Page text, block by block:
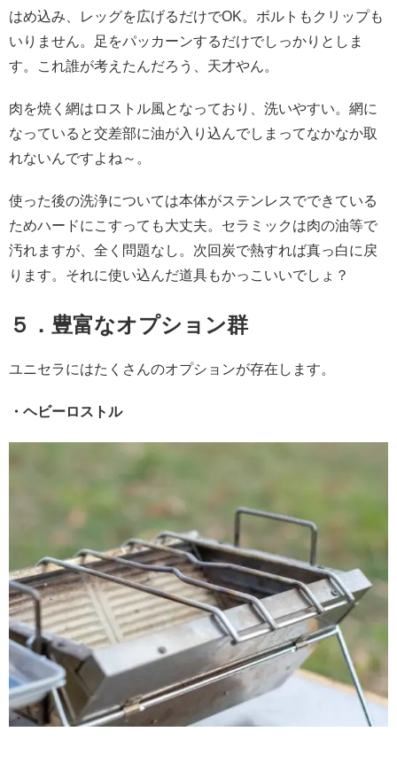
はめ込み、レッグを広げるだけでOK。ボルトもクリップも
いりません。足をパッカーンするだけでしっかりとしま
す。これ誰が考えたんだろう、天才やん。
肉を焼く網はロストル風となっており、洗いやすい。網に
なっていると交差部に油が入り込んでしまってなかなか取
れないんですよね～。
使った後の洗浄については本体がステンレスでできている
ためハードにこすっても大丈夫。セラミックは肉の油等で
汚れますが、全く問題なし。次回炭で熱すれば真っ白に戻
ります。それに使い込んだ道具もかっこいいでしょ？
５．豊富なオプション群
ユニセラにはたくさんのオプションが存在します。
・ヘビーロストル